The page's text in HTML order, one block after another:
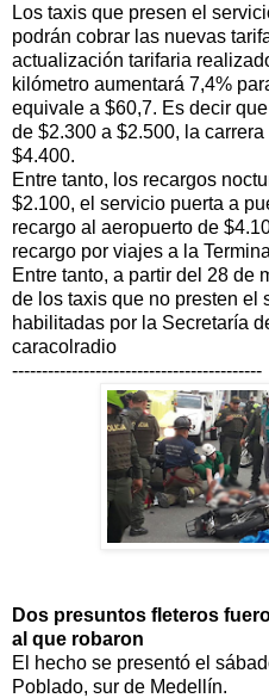
Los taxis que presen el
podrán cobrar las nuevas
actualización tarifaria
kilómetro aumentará 7,4%
equivale a $60,7. Es decir
de $2.300 a $2.500, la
$4.400.
Entre tanto, los recargos
$2.100, el servicio puerta a
recargo al aeropuerto de
recargo por viajes a la
Entre tanto, a partir del 28 de
de los taxis que no presten el
habilitadas por la Secretaría
caracolradio
------------------------------------------
Dos presuntos fleteros
al que robaron
El hecho se presentó el
Poblado, sur de Medellín.